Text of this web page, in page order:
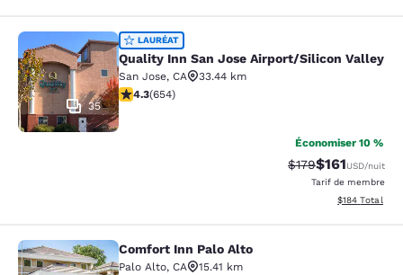
Quality Inn San Jose Airport/Silicon
35
LAURÉAT
Quality Inn San Jose Airport/Silicon Valley
San Jose, CA
33.44 km
4.27 étoiles. Excellent. 654 commentaires
4.3(654)
Économiser 10 %
Tarif barré :
$179Tarif réduit :
$161USD/nuit
Tarif de membre
Afficher les
$184 Total
Comfort Inn Palo Alto
Comfort Inn Palo Alto
Palo Alto, CA
15.41 km